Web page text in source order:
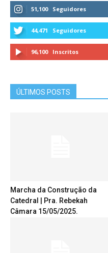
51,100 Seguidores
44,471 Seguidores
96,100 Inscritos
ÚLTIMOS POSTS
Marcha da Construção da
Catedral | Pra. Rebekah
Câmara 15/05/2025.